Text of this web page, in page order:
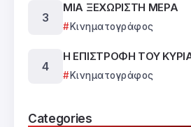
ΜΙΑ ΞΕΧΩΡΙΣΤΗ ΜΕΡΑ
Κινηματογράφος
Η ΕΠΙΣΤΡΟΦΗ ΤΟΥ
Κινηματογράφος
Categories